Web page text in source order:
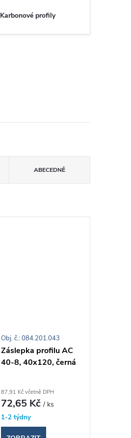
Karbonové profily
ABECEDNĚ
Záslepka profilu AC
40-8, 40x120, černá
87,91 Kč včetně DPH
72,65 Kč/ ks
1-2 týdny
Obj. č.: 084.201.043